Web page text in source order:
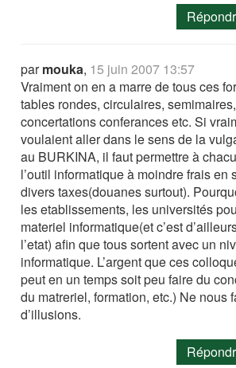
parmouka, 15 juin 2007 13:57
Vraiment on en a marre de tous ces
tables rondes, circulaires,
concertations conferances etc. Si
voulaient aller dans le sens de la
au BURKINA, il faut permettre à
l’outil informatique à moindre frais en
divers taxes(douanes surtout).
les etablissements, les universités
materiel informatique(et c’est
l’etat) afin que tous sortent avec un
informatique. L’argent que ces
peut en un temps soit peu faire du
du matreriel, formation, etc.) Ne nous
d’illusions.